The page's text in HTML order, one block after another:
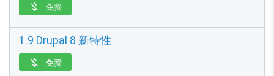
 免费
1.9 Drupal 8 新特性
 免费